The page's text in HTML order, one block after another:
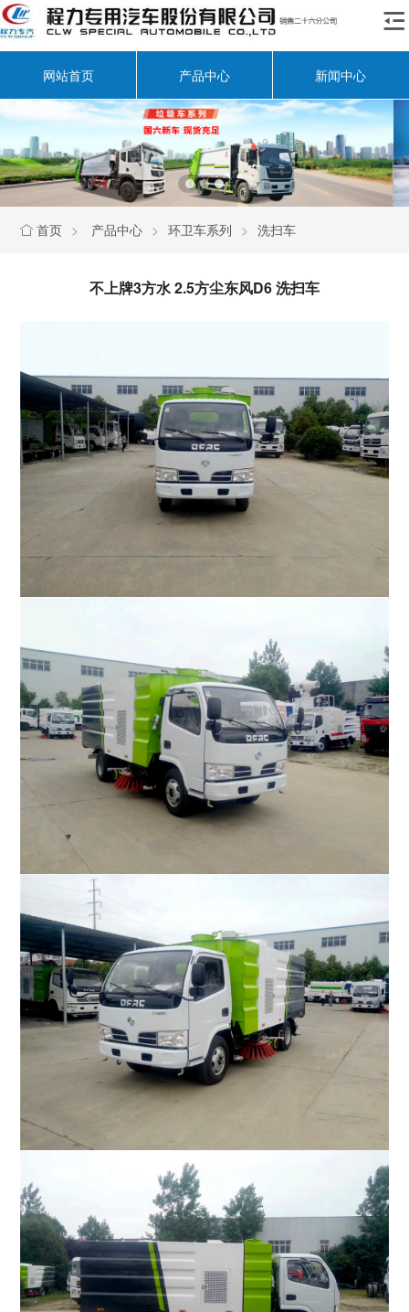

网站首页 产品中心 新闻中心
 首页 > 产品中心 > 环卫车系列 > 洗扫车
不上牌3方水 2.5方尘东风D6 洗扫车